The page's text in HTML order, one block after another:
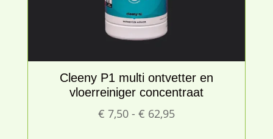
Cleeny P1 multi ontvetter en
vloerreiniger concentraat
€ 7,50 - € 62,95Prijsklasse: